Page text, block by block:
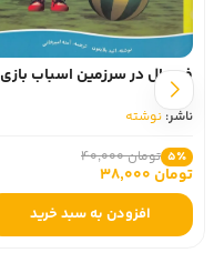
فوتبال در سرزمین اسباب بازی
ها
ناشر: نوشته
5٪ تومان 40,000
تومان 38,000
افزودن به سبد خرید